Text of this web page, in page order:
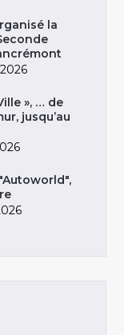
la
», … de
jusqu’au